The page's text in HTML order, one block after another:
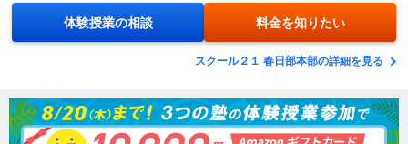
体験授業の相談 料金を知りたい
スクール２１ 春日部本部の詳細を見る